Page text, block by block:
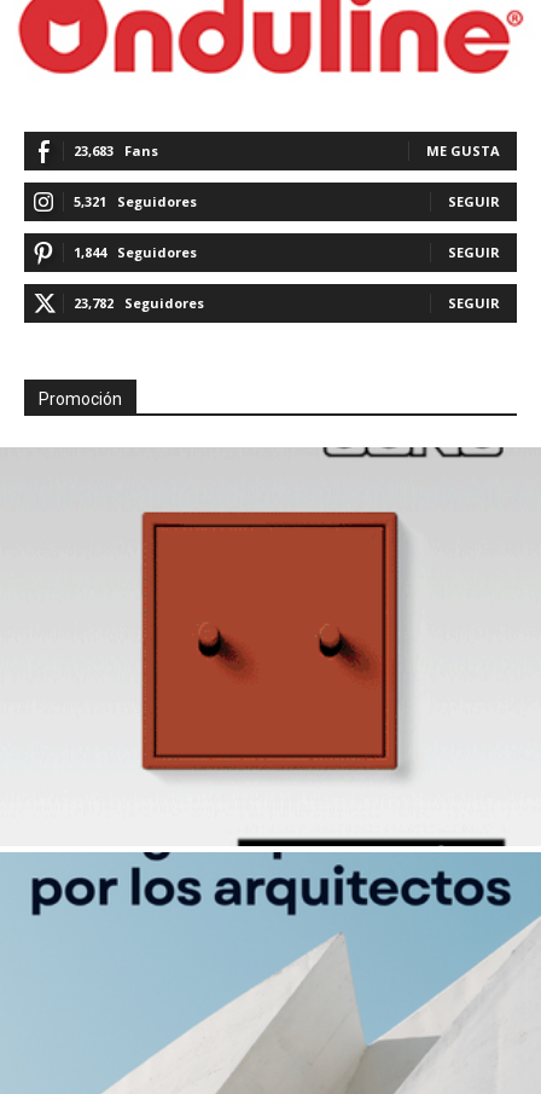
23,683 Fans ME GUSTA
5,321 Seguidores SEGUIR
1,844 Seguidores SEGUIR
23,782 Seguidores SEGUIR
Promoción